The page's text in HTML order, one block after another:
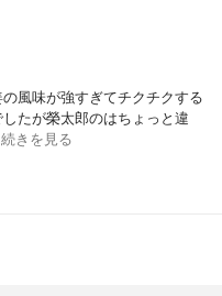
風味が強すぎてチクチクする
たが榮太郎のはちょっと違
続きを見る